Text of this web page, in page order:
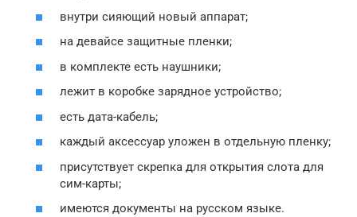
внутри сияющий новый аппарат;
на девайсе защитные пленки;
в комплекте есть наушники;
лежит в коробке зарядное устройство;
есть дата-кабель;
каждый аксессуар уложен в отдельную пленку;
присутствует скрепка для открытия слота для
сим-карты;
имеются документы на русском языке.